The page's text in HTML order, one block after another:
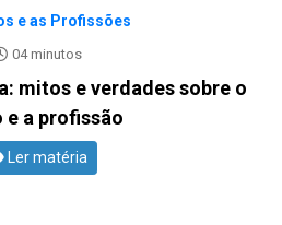
e as Profissões
04 minutos
mitos e verdades sobre o
e a profissão
Ler matéria